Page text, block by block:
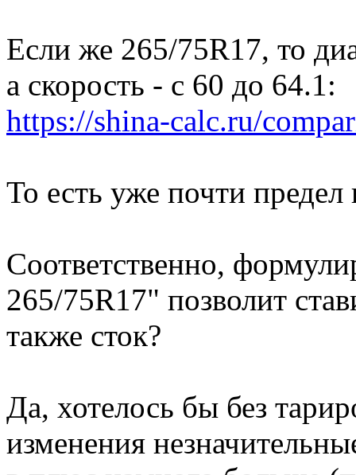
Если же 265/75R17, то
а скорость - с 60 до 64.1:
https://shina-calc.ru/
То есть уже почти
Соответственно,
265/75R17" позволит
также сток?
Да, хотелось бы без
изменения